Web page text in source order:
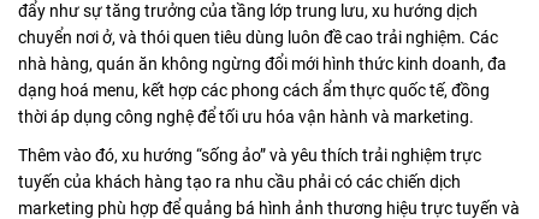
đẩy như sự tăng trưởng của tầng lớp trung lưu, xu hướng dịch
chuyển nơi ở, và thói quen tiêu dùng luôn đề cao trải nghiệm. Các
nhà hàng, quán ăn không ngừng đổi mới hình thức kinh doanh, đa
dạng hoá menu, kết hợp các phong cách ẩm thực quốc tế, đồng
thời áp dụng công nghệ để tối ưu hóa vận hành và marketing.
Thêm vào đó, xu hướng “sống ảo” và yêu thích trải nghiệm trực
tuyến của khách hàng tạo ra nhu cầu phải có các chiến dịch
marketing phù hợp để quảng bá hình ảnh thương hiệu trực tuyến và